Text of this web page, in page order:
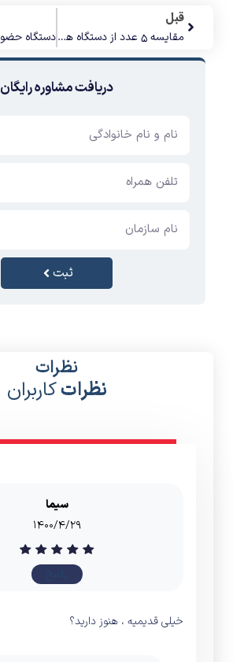
قبل
مقایسه 5 عدد از دستگاه های حضور و غیاب با قابلیت تشخیص چهره
دریافت مشاوره رایگان
ثبت
نظرات
نظراتکاربران
سیما
۱۴۰۰/۴/۲۹
خیلی قدیمیه ، هنوز دارید؟